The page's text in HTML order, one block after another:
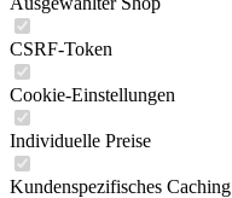
CSRF-Token
Cookie-Einstellungen
Individuelle Preise
Kundenspezifisches Caching